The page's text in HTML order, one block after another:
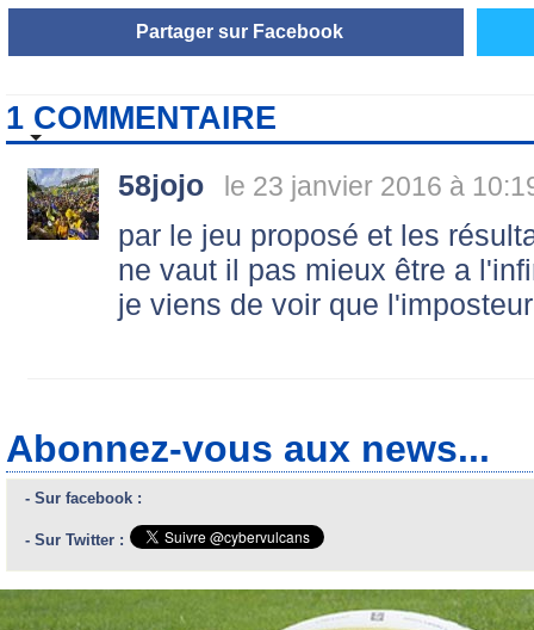
Partager sur Facebook
1 COMMENTAIRE
58jojo le 23 janvier 2016 à
par le jeu proposé et les
ne vaut il pas mieux être a
je viens de voir que
Abonnez-vous aux news...
- Sur facebook :
- Sur Twitter :